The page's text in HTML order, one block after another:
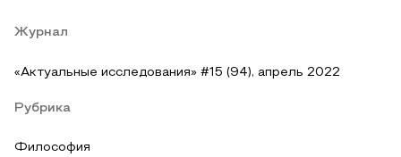
Журнал
«Актуальные исследования» #15 (94), апрель 2022
Рубрика
Философия